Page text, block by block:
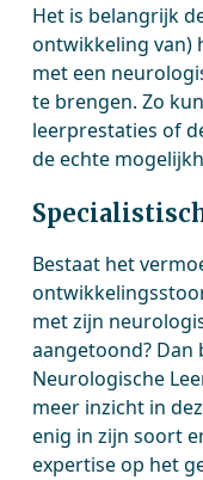
Het is belangrijk
ontwikkeling van)
met een
te brengen. Zo
leerprestaties of
de echte
Bestaat het
met zijn
aangetoond?
Neurologische
meer inzicht in
enig in zijn soort
expertise op het